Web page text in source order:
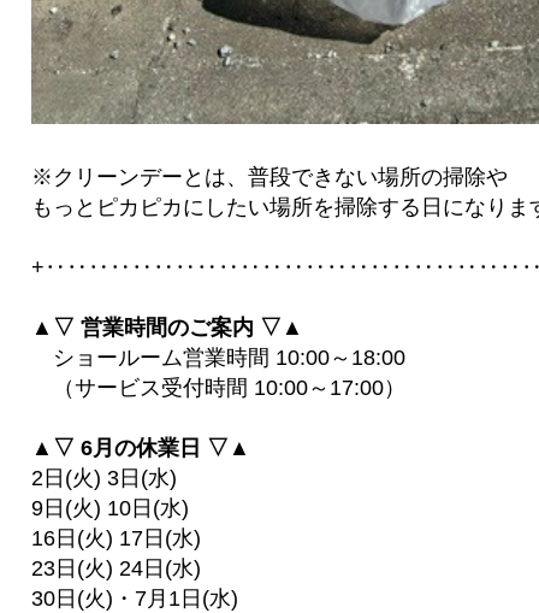
※クリーンデーとは、普段できない場所の掃除や
もっとピカピカにしたい場所を掃除する日になりま
▲▽ 営業時間のご案内 ▽▲
ショールーム営業時間 10:00～18:00
（サービス受付時間 10:00～17:00）
▲▽ 6月の休業日 ▽▲
2日(火) 3日(水)
9日(火) 10日(水)
16日(火) 17日(水)
23日(火) 24日(水)
30日(火)・7月1日(水)